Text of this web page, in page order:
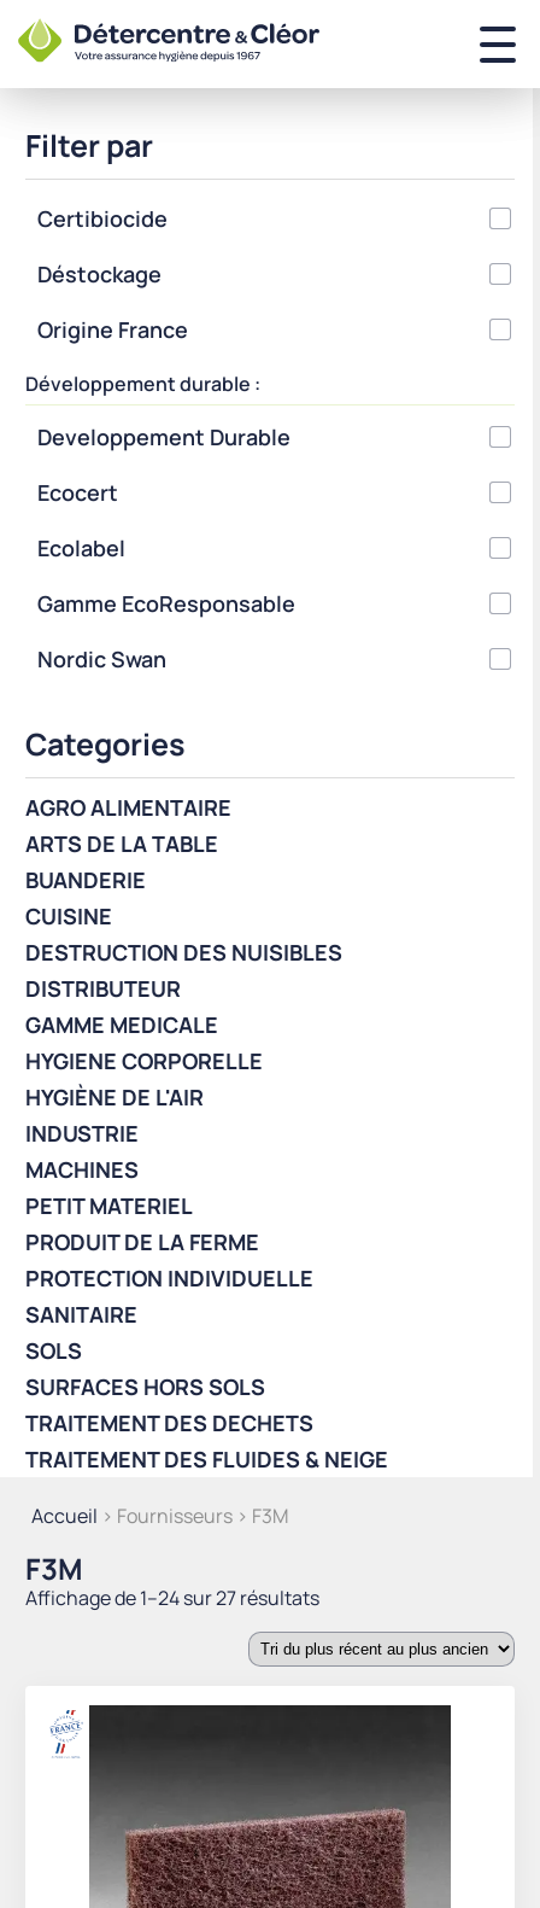
Accueil > Fournisseurs > F3M
F3M
Affichage de 1–24 sur 27 résultatsTrié
du
plus
au
Filter par
Certibiocide
Déstockage
Origine France
Développement durable :
Developpement Durable
Ecocert
Ecolabel
Gamme EcoResponsable
Nordic Swan
Categories
AGRO ALIMENTAIRE
ARTS DE LA TABLE
BUANDERIE
CUISINE
DESTRUCTION DES NUISIBLES
DISTRIBUTEUR
GAMME MEDICALE
HYGIENE CORPORELLE
HYGIÈNE DE L'AIR
INDUSTRIE
MACHINES
PETIT MATERIEL
PRODUIT DE LA FERME
PROTECTION INDIVIDUELLE
SANITAIRE
SOLS
SURFACES HORS SOLS
TRAITEMENT DES DECHETS
TRAITEMENT DES FLUIDES & NEIGE